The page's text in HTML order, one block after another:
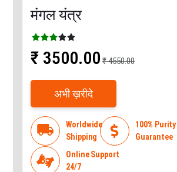
मंगल यंत्र
₹ 3500.00 ₹ 4550.00
अभी ख़रीदे
local_shipping
Worldwide
Shipping

100% Purity
Guarantee

Online Support
24/7